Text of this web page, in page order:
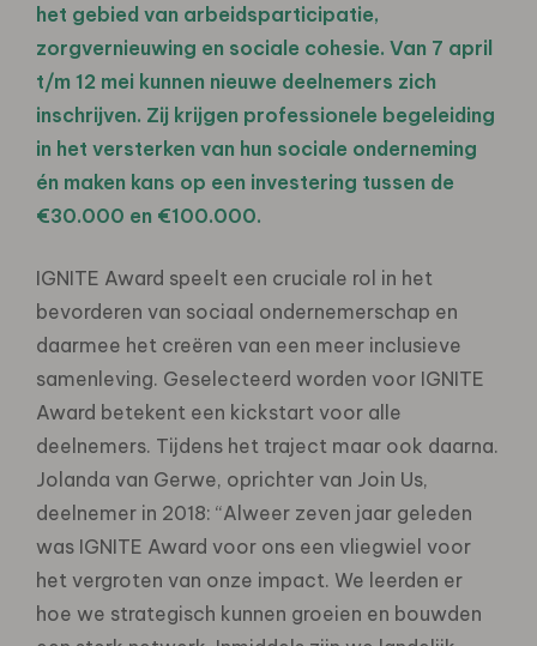
het gebied van arbeidsparticipatie,
zorgvernieuwing en sociale cohesie. Van 7 april
t/m 12 mei kunnen nieuwe deelnemers zich
inschrijven. Zij krijgen professionele begeleiding
in het versterken van hun sociale onderneming
én maken kans op een investering tussen de
€30.000 en €100.000.
IGNITE Award speelt een cruciale rol in het
bevorderen van sociaal ondernemerschap en
daarmee het creëren van een meer inclusieve
samenleving. Geselecteerd worden voor IGNITE
Award betekent een kickstart voor alle
deelnemers. Tijdens het traject maar ook daarna.
Jolanda van Gerwe, oprichter van Join Us,
deelnemer in 2018: “Alweer zeven jaar geleden
was IGNITE Award voor ons een vliegwiel voor
het vergroten van onze impact. We leerden er
hoe we strategisch kunnen groeien en bouwden